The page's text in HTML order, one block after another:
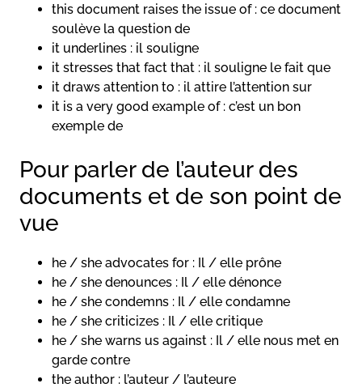
this document raises the issue of : ce document
soulève la question de
it underlines : il souligne
it stresses that fact that : il souligne le fait que
it draws attention to : il attire l’attention sur
it is a very good example of : c’est un bon
exemple de
Pour parler de l’auteur des
documents et de son point de
vue
he / she advocates for : Il / elle prône
he / she denounces : Il / elle dénonce
he / she condemns : Il / elle condamne
he / she criticizes : Il / elle critique
he / she warns us against : Il / elle nous met en
garde contre
the author : l’auteur / l’auteure